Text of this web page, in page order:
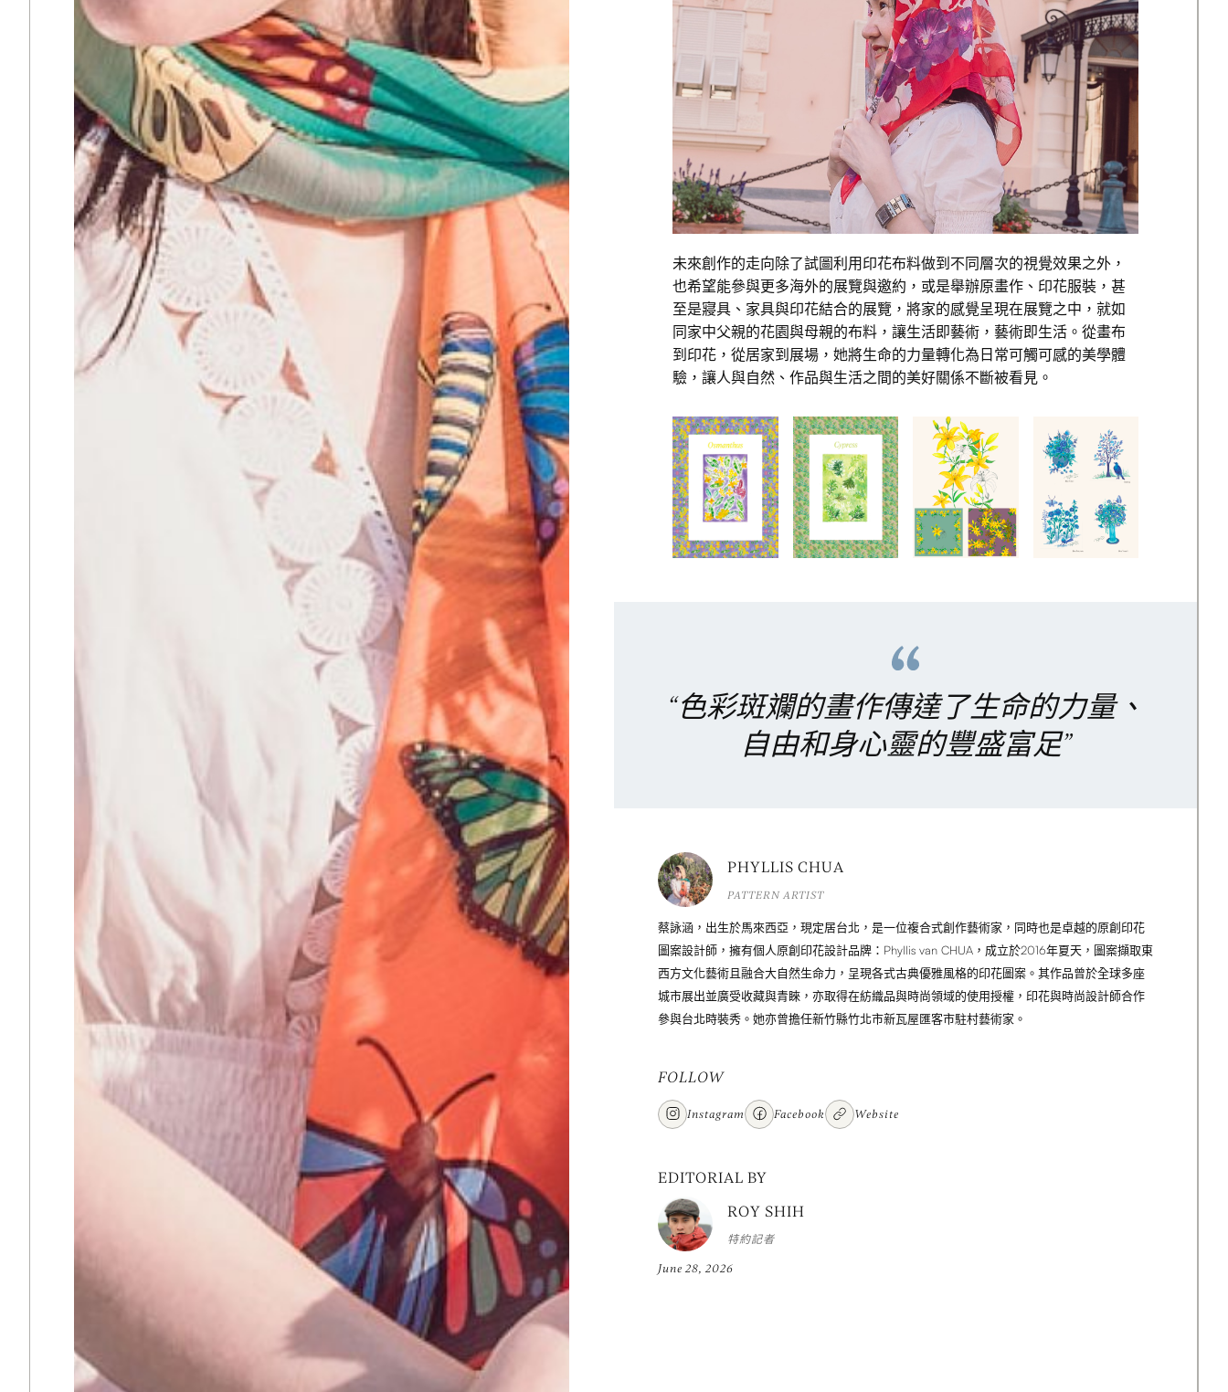
未來創作的走向除了試圖利用印花布料做到不同層次的視覺效果之外，
也希望能參與更多海外的展覽與邀約，或是舉辦原畫作、印花服裝，甚
至是寢具、家具與印花結合的展覽，將家的感覺呈現在展覽之中，就如
同家中父親的花園與母親的布料，讓生活即藝術，藝術即生活。從畫布
到印花，從居家到展場，她將生命的力量轉化為日常可觸可感的美學體
驗，讓人與自然、作品與生活之間的美好關係不斷被看見。
“色彩斑斕的畫作傳達了生命的力量、
自由和身心靈的豐盛富足”
PHYLLIS CHUA
PATTERN ARTIST
蔡詠涵，出生於馬來西亞，現定居台北，是一位複合式創作藝術家，同時也是卓越的原創印花
圖案設計師，擁有個人原創印花設計品牌：Phyllis van CHUA，成立於2016年夏天，圖案擷取東
西方文化藝術且融合大自然生命力，呈現各式古典優雅風格的印花圖案。其作品曾於全球多座
城市展出並廣受收藏與青睞，亦取得在紡織品與時尚領域的使用授權，印花與時尚設計師合作
參與台北時裝秀。她亦曾擔任新竹縣竹北市新瓦屋匯客市駐村藝術家。
FOLLOW
Instagram Facebook Website
EDITORIAL BY
ROY SHIH
特約記者
June 28, 2026